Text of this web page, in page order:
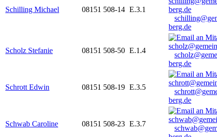
Schilling Michael 08151 508-14 E.3.1
berg.de
Scholz Stefanie 08151 508-50 E.1.4
berg.de
Schrott Edwin 08151 508-19 E.3.5
berg.de
Schwab Caroline 08151 508-23 E.3.7